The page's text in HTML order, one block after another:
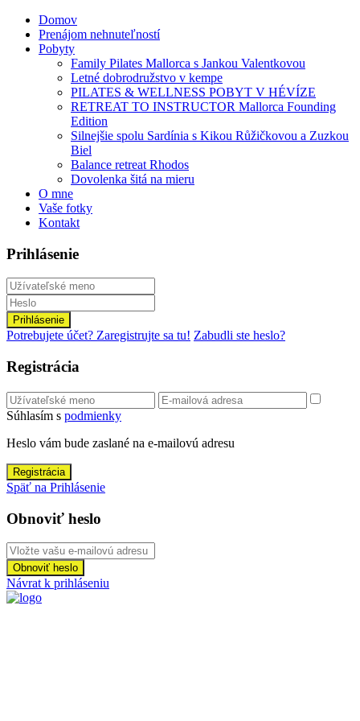
Domov
Prenájom nehnuteľností
Pobyty
Family Pilates Mallorca s Jankou Valentkovou
Letné dobrodružstvo v kempe
PILATES & WELLNESS POBYT V HÉVÍZE
RETREAT TO INSTRUCTOR Mallorca Founding
Edition
Silnejšie spolu Sardínia s Kikou Růžičkovou a Zuzkou
Biel
Balance retreat Rhodos
Dovolenka šitá na mieru
O mne
Vaše fotky
Kontakt
Prihlásenie
Prihlásenie
Potrebujete účet? Zaregistrujte sa tu! Zabudli ste heslo?
Registrácia
Súhlasím s podmienky
Heslo vám bude zaslané na e-mailovú adresu
Registrácia
Späť na Prihlásenie
Obnoviť heslo
Obnoviť heslo
Návrat k prihláseniu